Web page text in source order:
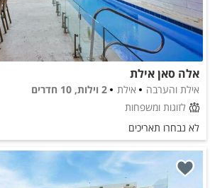
אלה סאן אילת
אילת והערבה אילת
2 וילות, 10 חדרים
לזוגות ומשפחות
לא נבחרו תאריכים